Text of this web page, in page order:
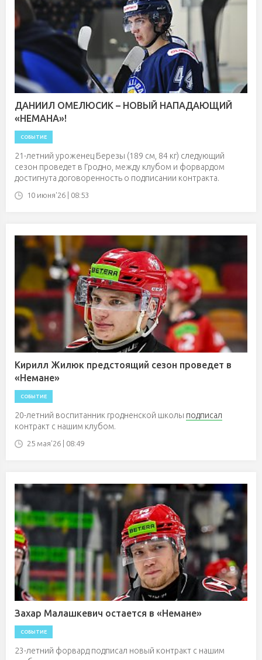
ДАНИИЛ ОМЕЛЮСИК – НОВЫЙ НАПАДАЮЩИЙ
«НЕМАНА»!
СОБЫТИЕ
21-летний уроженец Березы (189 см, 84 кг) следующий
сезон проведет в Гродно, между клубом и форвардом
достигнута договоренность о подписании контракта.
10 июня'26 | 08:53
Кирилл Жилюк предстоящий сезон проведет в
«Немане»
СОБЫТИЕ
20-летний воспитанник гродненской школы подписал
контракт с нашим клубом.
25 мая'26 | 08:49
Захар Малашкевич остается в «Немане»
СОБЫТИЕ
23-летний форвард подписал новый контракт с нашим